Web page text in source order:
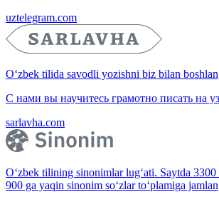
uztelegram.com
O‘zbek tilida savodli yozishni biz bilan
С нами вы научитесь грамотно писать на
sarlavha.com
O‘zbek tilining sinonimlar lug‘ati. Saytda 3300
900 ga yaqin sinonim so‘zlar to‘plamiga